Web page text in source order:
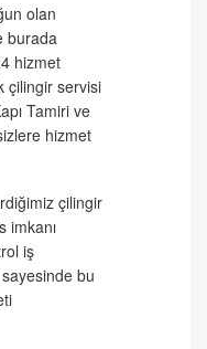
olan
burada
hizmet
çilingir servisi
Tamiri ve
hizmet
çilingir
imkanı
iş
bu